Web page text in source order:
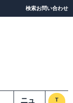
検索お問い合わせ
ニュ
T